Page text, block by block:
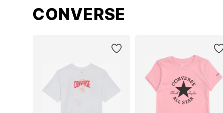
CONVERSE